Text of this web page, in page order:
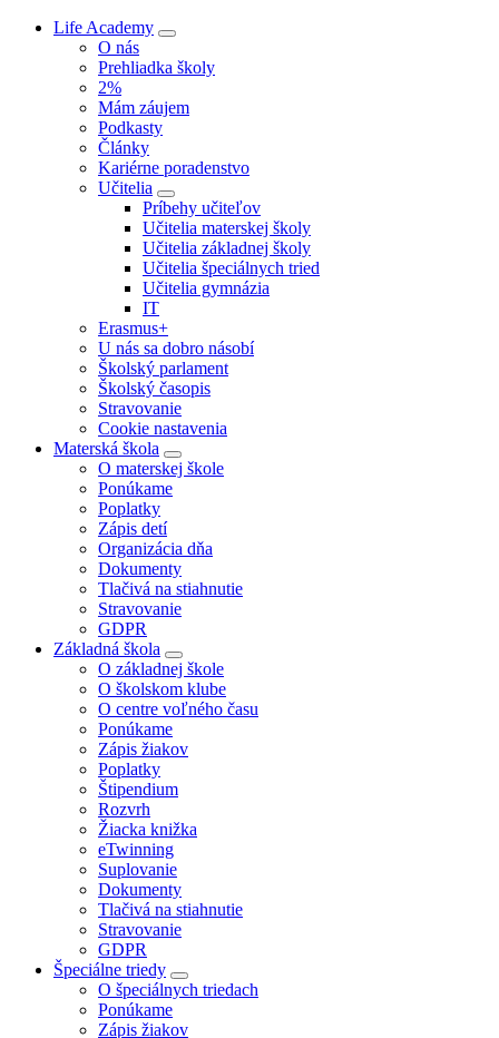
Life Academy
O nás
Prehliadka školy
2%
Mám záujem
Podkasty
Články
Kariérne poradenstvo
Učitelia
Príbehy učiteľov
Učitelia materskej školy
Učitelia základnej školy
Učitelia špeciálnych tried
Učitelia gymnázia
IT
Erasmus+
U nás sa dobro násobí
Školský parlament
Školský časopis
Stravovanie
Cookie nastavenia
Materská škola
O materskej škole
Ponúkame
Poplatky
Zápis detí
Organizácia dňa
Dokumenty
Tlačivá na stiahnutie
Stravovanie
GDPR
Základná škola
O základnej škole
O školskom klube
O centre voľného času
Ponúkame
Zápis žiakov
Poplatky
Štipendium
Rozvrh
Žiacka knižka
eTwinning
Suplovanie
Dokumenty
Tlačivá na stiahnutie
Stravovanie
GDPR
Špeciálne triedy
O špeciálnych triedach
Ponúkame
Zápis žiakov